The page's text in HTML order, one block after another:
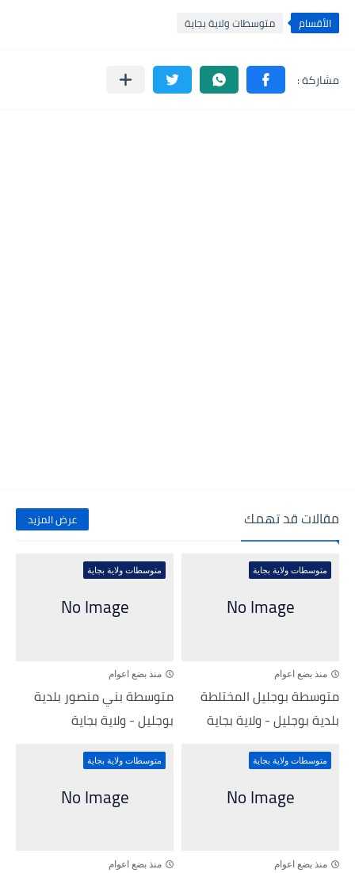
الأقسام متوسطات ولاية بجاية
مقالات قد تهمك عرض المزيد
متوسطات ولاية بجاية
منذ بضع اعوام
متوسطة بوجليل المختلطة
بلدية بوجليل - ولاية بجاية
متوسطات ولاية بجاية
منذ بضع اعوام
متوسطة بني منصور بلدية
بوجليل - ولاية بجاية
متوسطات ولاية بجاية
منذ بضع اعوام
متوسطات ولاية بجاية
منذ بضع اعوام